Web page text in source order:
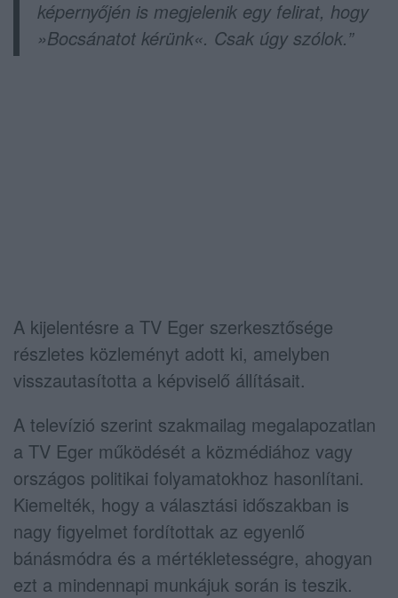
képernyőjén is megjelenik egy felirat, hogy
»Bocsánatot kérünk«. Csak úgy szólok.”
A kijelentésre a TV Eger szerkesztősége
részletes közleményt adott ki, amelyben
visszautasította a képviselő állításait.
A televízió szerint szakmailag megalapozatlan
a TV Eger működését a közmédiához vagy
országos politikai folyamatokhoz hasonlítani.
Kiemelték, hogy a választási időszakban is
nagy figyelmet fordítottak az egyenlő
bánásmódra és a mértékletességre, ahogyan
ezt a mindennapi munkájuk során is teszik.